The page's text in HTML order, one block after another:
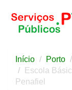
Início Porto
Escola
Penafiel